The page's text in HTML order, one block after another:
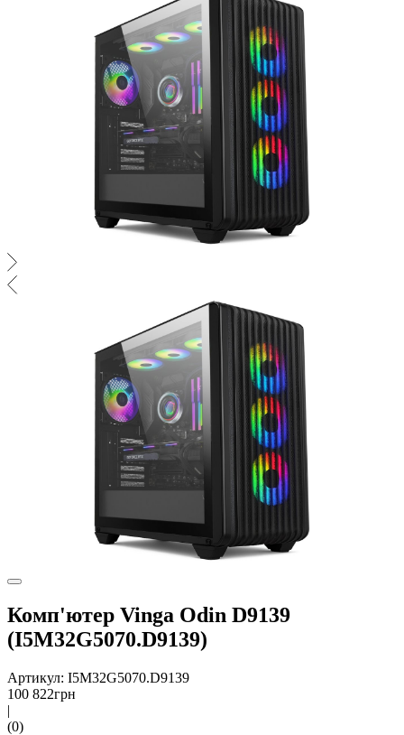
Комп'ютер Vinga Odin D9139
(I5M32G5070.D9139)
Артикул: I5M32G5070.D9139
100 822грн
|
(0)